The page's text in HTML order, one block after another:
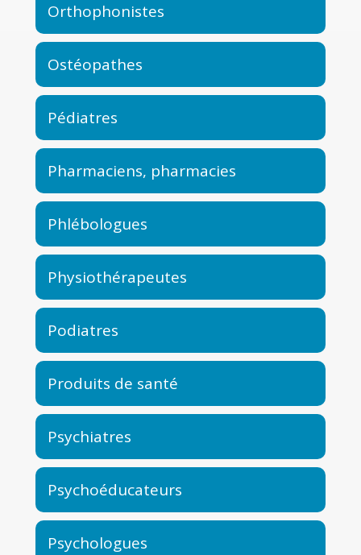
Orthophonistes
Ostéopathes
Pédiatres
Pharmaciens, pharmacies
Phlébologues
Physiothérapeutes
Podiatres
Produits de santé
Psychiatres
Psychoéducateurs
Psychologues